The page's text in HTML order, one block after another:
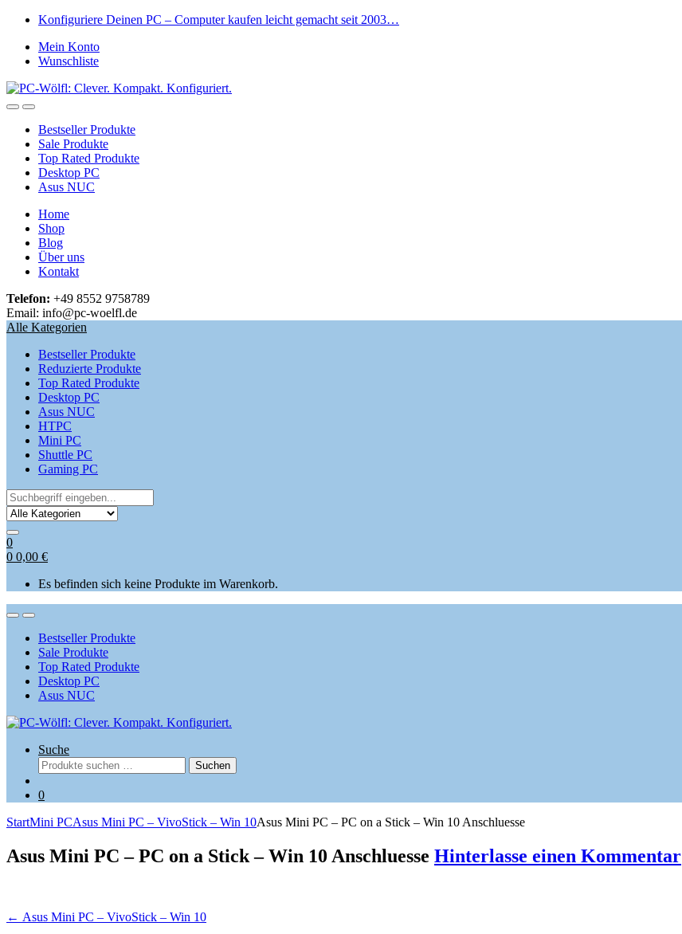
Skip
navigation
Skip
content
Konfiguriere Deinen PC – Computer kaufen leicht gemacht seit 2003…
Mein Konto
Wunschliste
OpenClose
Bestseller Produkte
Sale Produkte
Top Rated Produkte
Desktop PC
Asus NUC
Home
Shop
Blog
Über uns
Kontakt
Telefon: +49 8552 9758789
Email: info@pc-woelfl.de
Alle Kategorien
Bestseller Produkte
Reduzierte Produkte
Top Rated Produkte
Desktop PC
Asus NUC
HTPC
Mini PC
Shuttle PC
Gaming PC
Search
for:
0
0 0,00 €
Es befinden sich keine Produkte im Warenkorb.
OpenClose
Bestseller Produkte
Sale Produkte
Top Rated Produkte
Desktop PC
Asus NUC
Suche
Suchen
nach:
Suchen
0
StartMini PCAsus Mini PC – VivoStick – Win 10Asus Mini PC – PC on a Stick – Win 10 Anschluesse
Asus Mini PC – PC on a Stick – Win 10 Anschluesse Hinterlasse einen Kommentar
Beitragsnavigation
← Asus Mini PC – VivoStick – Win 10